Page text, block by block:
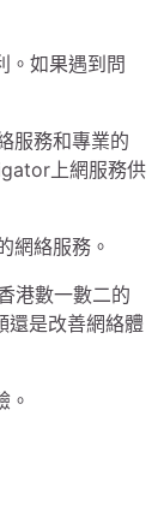
。如果遇到問
服務和專業的
上網服務供
網絡服務。
港數一數二的
還是改善網絡體
。